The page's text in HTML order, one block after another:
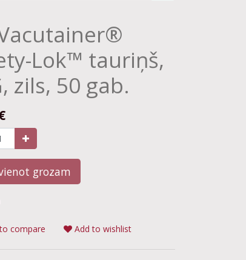
Lok™ tauriņš,
zils, 50 gab.
grozam
compare Add to wishlist